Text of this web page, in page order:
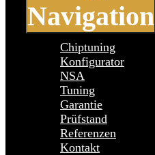
Navigation
Chiptuning
Konfigurator
NSA
Tuning
Garantie
Prüfstand
Referenzen
Kontakt